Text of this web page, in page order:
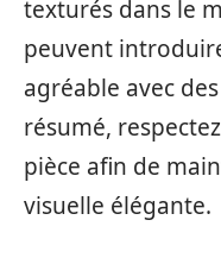
texturés dans le
peuvent
agréable avec
résumé,
pièce afin de
visuelle élégante.